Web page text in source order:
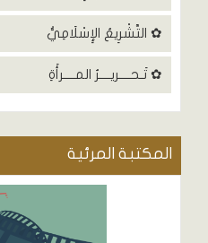
✿ التَّشْرِيعُ الإِسْلَامِيُّ
✿ تَـحــــريــــرُ المــــرأَةِ
المكتبة المرئية